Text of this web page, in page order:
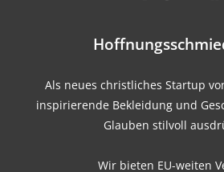
Als neues christliches Startup
inspirierende Bekleidung und
Glauben stilvoll
Wir bieten EU-weiten